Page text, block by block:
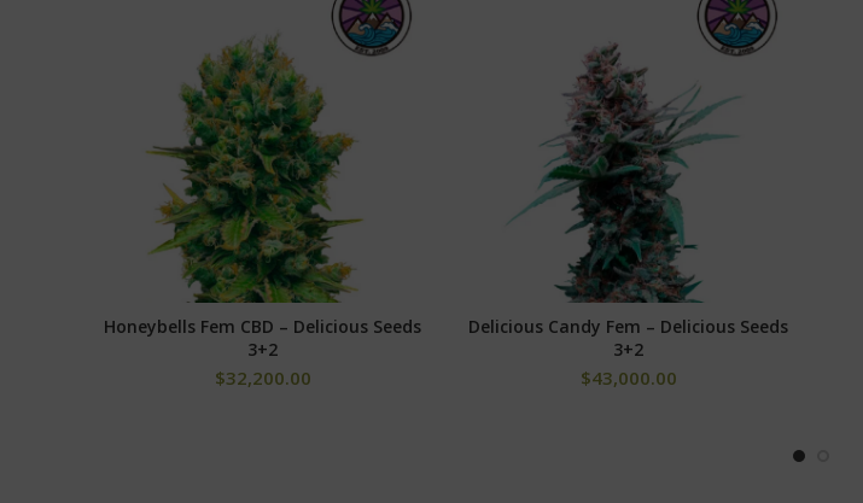
AÑADIR AL CARRITO
Honeybells Fem CBD – Delicious Seeds
3+2
$32,200.00
AÑADIR AL CARRITO
Delicious Candy Fem – Delicious Seeds
3+2
$43,000.00